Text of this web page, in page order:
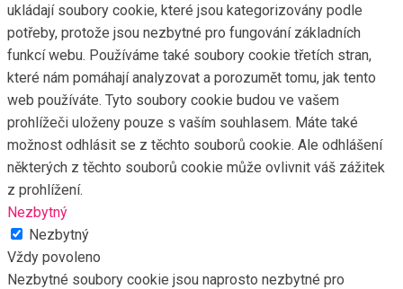
ukládají soubory cookie, které jsou kategorizovány podle
potřeby, protože jsou nezbytné pro fungování základních
funkcí webu. Používáme také soubory cookie třetích stran,
které nám pomáhají analyzovat a porozumět tomu, jak tento
web používáte. Tyto soubory cookie budou ve vašem
prohlížeči uloženy pouze s vaším souhlasem. Máte také
možnost odhlásit se z těchto souborů cookie. Ale odhlášení
některých z těchto souborů cookie může ovlivnit váš zážitek
z prohlížení.
Nezbytný
Nezbytný
Vždy povoleno
Nezbytné soubory cookie jsou naprosto nezbytné pro